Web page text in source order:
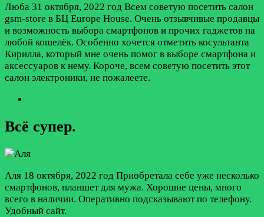
Люба 31 октября, 2022 год Всем советую посетить салон
gsm-store в БЦ Europe House. Очень отзывчивые продавцы
и возможность выбора смартфонов и прочих гаджетов на
любой кошелёк. Особенно хочется отметить косультанта
Кирилла, который мне очень помог в выборе смартфона и
аксессуаров к нему. Короче, всем советую посетить этот
салон электроники, не пожалеете.
Всё супер.
Аля 18 октября, 2022 год Приобретала себе уже несколько
смартфонов, планшет для мужа. Хорошие цены, много
всего в наличии. Оперативно подсказывают по телефону.
Удобный сайт.